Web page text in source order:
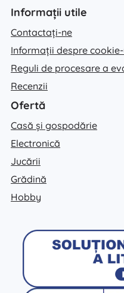
Informații utile
Contactați-ne
Informații despre
Reguli de procesare a
Recenzii
Ofertă
Casă și gospodărie
Electronică
Jucării
Grădină
Hobby